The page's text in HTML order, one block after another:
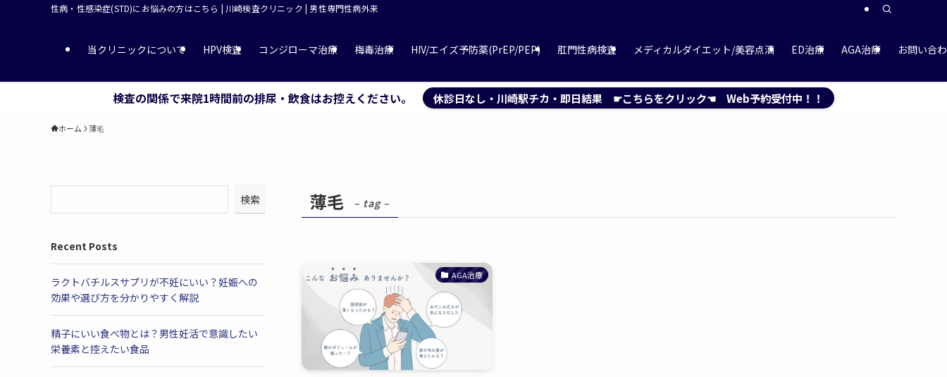
性病・性感染症(STD)にお悩みの方はこちら | 川崎検査クリニック | 男性専門性病外来
当クリニックについて HPV検査 コンジローマ治療 梅毒治療 HIV/エイズ予防薬(PrEP/PEP) 肛門性病検査 メディカルダイエット/美容点滴 ED治療 AGA治療 お問い合
検査の関係で来院1時間前の排尿・飲食はお控えください。 休診日なし・川崎駅チカ・即日結果 ☛こちらをクリック☚ Web予約受付中！！
ホーム 薄毛
薄毛 – tag –
AGA治療
検索
Recent Posts
ラクトバチルスサプリが不妊にいい？妊娠への
効果や選び方を分かりやすく解説
精子にいい食べ物とは？男性妊活で意識したい
栄養素と控えたい食品